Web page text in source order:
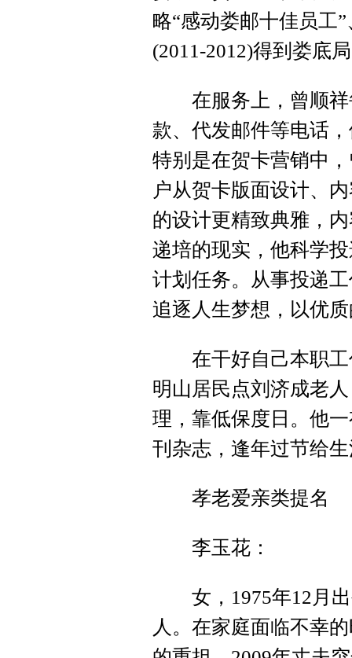
略“感动娄邮十佳员工
(2011-2012)得到娄底
在服务上，曾顺祥
款、代发邮件等电话
特别是在贺卡营销中
户从贺卡版面设计、
的设计更精致典雅，
递培的现实，他科学
计划任务。从事投递
追逐人生梦想，以优
在干好自己本职工
明山居民点刘济成老
理，靠低保度日。他
刊杂志，逢年过节给
孝老爱亲类提名
李玉花：
女，1975年12月出
人。在家庭面临不幸